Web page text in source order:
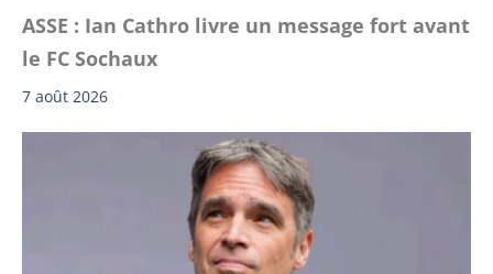
ASSE : Ian Cathro livre un message fort avant
le FC Sochaux
7 août 2026